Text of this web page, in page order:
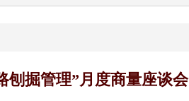
掘管理”月度商量座谈会